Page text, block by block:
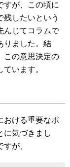
すが、この頃に
残したいという
んじてコラムで
りました。結
この意思決定の
います。
ける重要なポ
に気づきまし
が、